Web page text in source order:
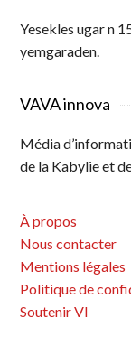
Yesekles ugar n
yemgaraden.
VAVA innova
Média
de la Kabylie et
À propos
Nous contacter
Mentions légales
Politique de
Soutenir VI